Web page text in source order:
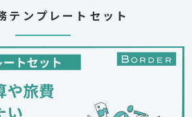
テンプレートセット